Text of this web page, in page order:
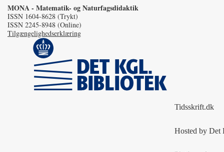
MONA - Matematik- og Naturfagsdidaktik
ISSN 1604-8628 (Trykt)
ISSN 2245-8948 (Online)
Tilgængelighedserklæring